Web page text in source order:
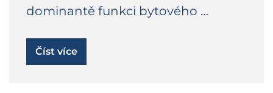
dominantě funkci bytového …
Číst více